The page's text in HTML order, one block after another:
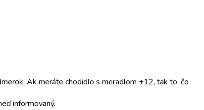
Ak meráte chodidlo s meradlom +12, tak to, čo
informovaný.